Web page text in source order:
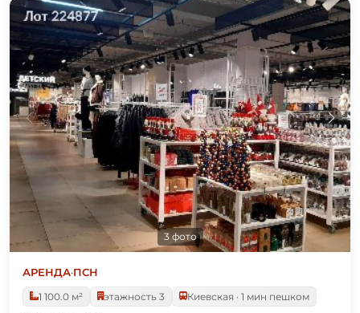
3 фото
АРЕНДА·ПСН
1 100.0 м²
этажность 3 Киевская · 1 мин пешком